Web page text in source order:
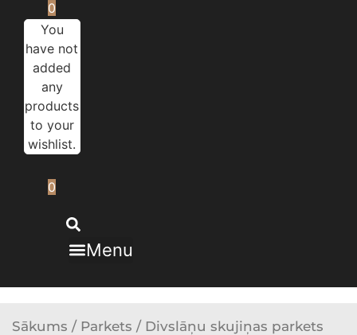
0
You
have not
added
any
products
to your
wishlist.
0
Menu
Sākums / Parkets / Divslāņu skujiņas parkets